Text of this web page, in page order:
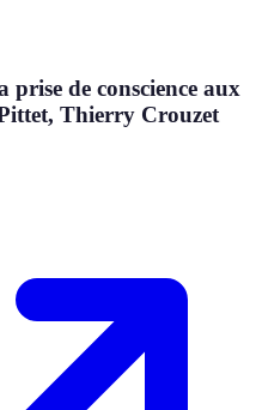
prise de conscience aux
Thierry Crouzet